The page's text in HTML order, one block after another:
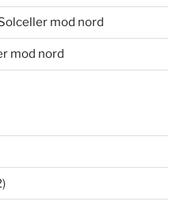
mod nord
mod nord